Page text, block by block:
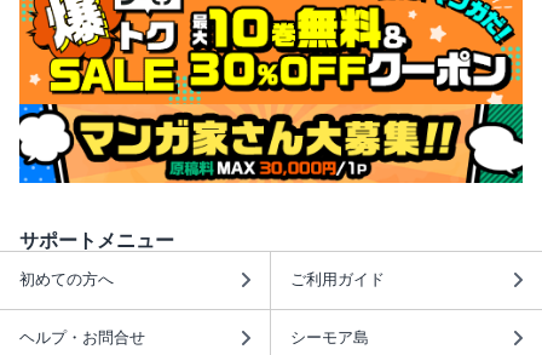
サポートメニュー
初めての方へ ご利用ガイド
ヘルプ・お問合せ シーモア島